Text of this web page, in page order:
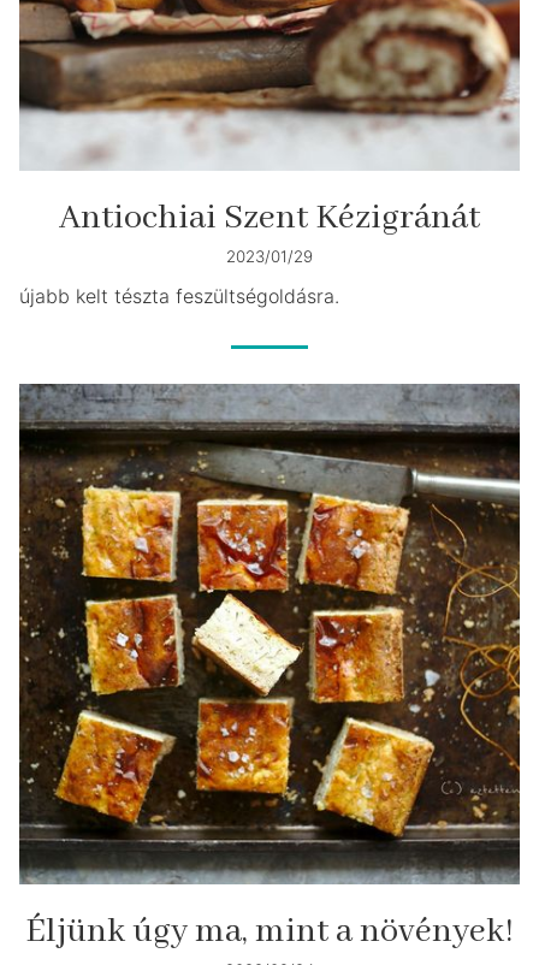
Antiochiai Szent Kézigránát
2023/01/29
újabb kelt tészta feszültségoldásra.
Éljünk úgy ma, mint a növények!